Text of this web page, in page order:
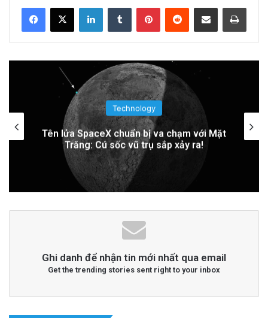
Related Articles
21 hours ago
Khám Phá Máy Đào Hầm Nổ Đá Đầu Tiên
Trên Thế Giới: Bước Đột Phá Trong Công
Nghệ Xây Dựng
2 days ago
advertisement
LinkedInTumblr PinterestReddit Share via Email Print
Technology
Trung Quốc áp dụng công nghệ lượng tử
để ngăn chặn tình trạng mất điện diện
rộng
Ghi danh để nhận tin mới nhất qua email
Get the trending stories sent right to your inbox